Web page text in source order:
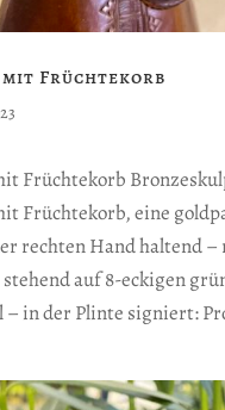
mit Früchtekorb
Früchtekorb
Früchtekorb, eine
rechten Hand haltend
auf 8-eckigen
– in der Plinte signiert: